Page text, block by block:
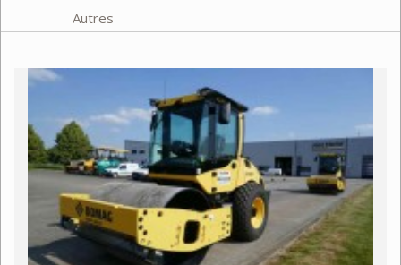
Autres